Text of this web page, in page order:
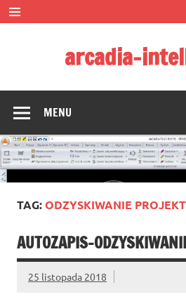
Skip
to
content
arcadia-
MENU
TAG:ODZYSKIWANIE
AUTOZAPIS-
25 listopada 2018